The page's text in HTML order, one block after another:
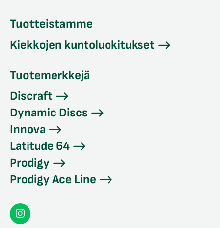
Tuotteistamme
Kiekkojen kuntoluokitukset
Tuotemerkkejä
Discraft
Dynamic Discs
Innova
Latitude 64
Prodigy
Prodigy Ace Line
Seconddisc